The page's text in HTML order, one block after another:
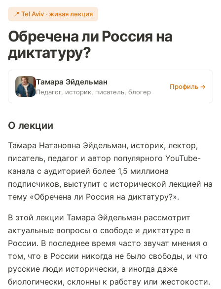
📍 Tel Aviv · живая лекция
Обречена ли Россия на
диктатуру?
Тамара Эйдельман
Педагог, историк, писатель, блогер
Профиль →
О лекции
Тамара Натановна Эйдельман, историк, лектор,
писатель, педагог и автор популярного YouTube-
канала с аудиторией более 1,5 миллиона
подписчиков, выступит с исторической лекцией на
тему «Обречена ли Россия на диктатуру?».
В этой лекции Тамара Эйдельман рассмотрит
актуальные вопросы о свободе и диктатуре в
России. В последнее время часто звучат мнения о
том, что в России никогда не было свободы, и что
русские люди исторически, а иногда даже
биологически, склонны к рабству или жестокости.